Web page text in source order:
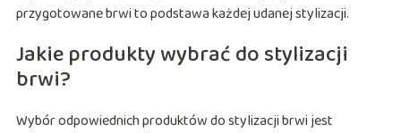
przygotowane brwi to podstawa każdej udanej stylizacji.
Jakie produkty wybrać do stylizacji
brwi?
Wybór odpowiednich produktów do stylizacji brwi jest